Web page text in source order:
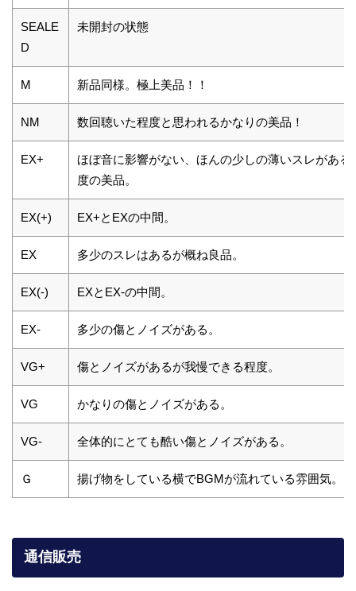
SEALE
D
未開封の状態
M 新品同様。極上美品！！
NM 数回聴いた程度と思われるかなりの美品！
EX+
ほぼ音に影響がない、ほんの少しの薄いスレがある
度の美品。
EX(+) EX+とEXの中間。
EX 多少のスレはあるが概ね良品。
EX(-) EXとEX-の中間。
EX- 多少の傷とノイズがある。
VG+ 傷とノイズがあるが我慢できる程度。
VG かなりの傷とノイズがある。
VG- 全体的にとても酷い傷とノイズがある。
Ｇ 揚げ物をしている横でBGMが流れている雰囲気。
通信販売